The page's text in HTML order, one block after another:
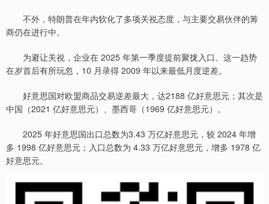
不外，特朗普在年内软化了多项关祱态度，与主要交易伙伴的筹
商仍在进行中。
为避让关祱，企业在 2025 年第一季度提前聚拢入口。这一趋势
在岁首后有所玩忽，10 月录得 2009 年以来最低月度逆差。
好意思国对欧盟商品交易逆差最大，达2188 亿好意思元；其次是
中国（2021 亿好意思元）、墨西哥（1969 亿好意思元）。
2025 年好意思国出口总数为3.43 万亿好意思元，较 2024 年增
多 1998 亿好意思元；入口总数为 4.33 万亿好意思元，增多 1978 亿
好意思元。